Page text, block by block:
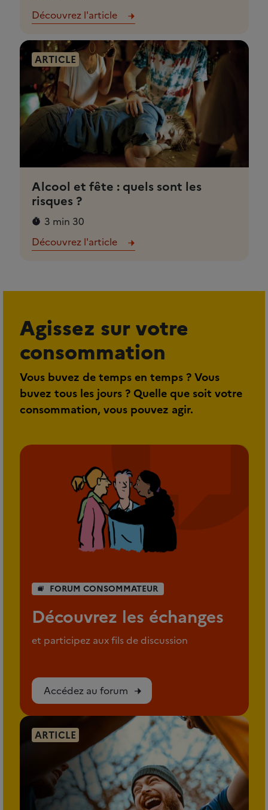
Découvrez l'article
ARTICLE
Alcool et fête : quels sont les
risques ?
3 min 30
Découvrez l'article
Agissez sur votre
consommation
Vous buvez de temps en temps ? Vous
buvez tous les jours ? Quelle que soit votre
consommation, vous pouvez agir.
FORUM CONSOMMATEUR
Découvrez les échanges
et participez aux fils de discussion
Accédez au forum
ARTICLE